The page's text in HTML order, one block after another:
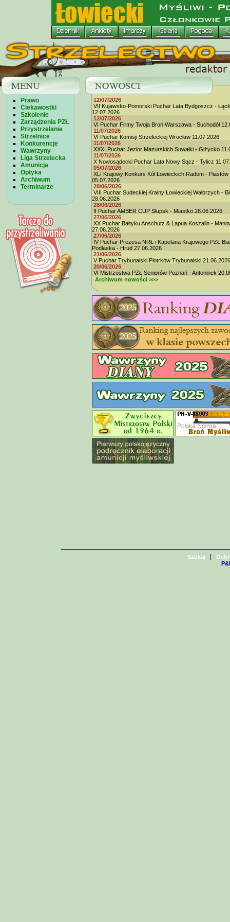
Prawo
Ciekawostki
Szkolenie
Zarządzenia PZŁ
Przystrzelanie
Strzelnice
Konkurencje
Wawrzyny
Liga Strzelecka
Amunicja
Optyka
Archiwum
Terminarze
12/07/2026
VII Kujawsko-Pomorski Puchar Lata Bydgoszcz -
12.07.2026
12/07/2026
VI Puchar Firmy Twoja Broń Warszawa - Suchodół
11/07/2026
VI Puchar Komisji Strzeleckiej Wrocław 11.07.2026
11/07/2026
XXXI Puchar Jezior Mazurskich Suwałki - Giżycko
11/07/2026
X Nowosądecki Puchar Lata Nowy Sącz - Tylicz
05/07/2026
XLI Krajowy Konkurs Kół Łowieckich Radom - Piastów
05.07.2026
28/06/2026
VIII Puchar Sudeckiej Krainy Łowieckiej Wałbrzych -
28.06.2026
28/06/2026
II Puchar AMBER CUP Słupsk - Miastko 28.06.2026
27/06/2026
XX Puchar Bałtyku Anschutz & Lapua Koszalin -
27.06.2026
27/06/2026
IV Puchar Prezesa NRŁ i Kapelana Krajowego PZŁ
Podlaska - Hrud 27.06.2026
21/06/2026
V Puchar Trybunalski Piotrków Trybunalski 21.06.2026
20/06/2026
VI Mistrzostwa PZŁ Seniorów Poznań - Antoninek
Archiwum nowości >>>
Szukaj